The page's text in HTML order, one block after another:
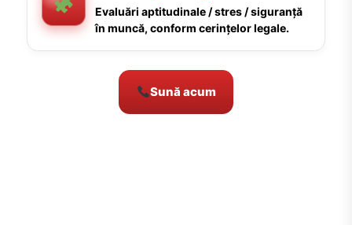
Evaluări aptitudinale / stres / siguranță
în muncă, conform cerințelor legale.
Sună acum